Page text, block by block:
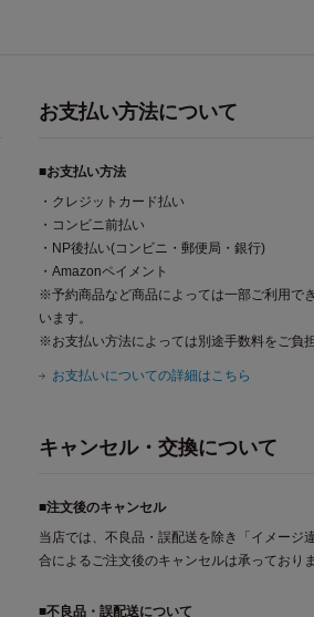
お支払い方法について
■お支払い方法
・クレジットカード払い
・コンビニ前払い
・NP後払い(コンビニ・郵便局・銀行)
・Amazonペイメント
※予約商品など商品によっては一部ご利用で
います。
※お支払い方法によっては別途手数料をご負
お支払いについての詳細はこちら
キャンセル・交換について
■注文後のキャンセル
当店では、不良品・誤配送を除き「イメージ
合によるご注文後のキャンセルは承っておりま
■不良品・誤配送について